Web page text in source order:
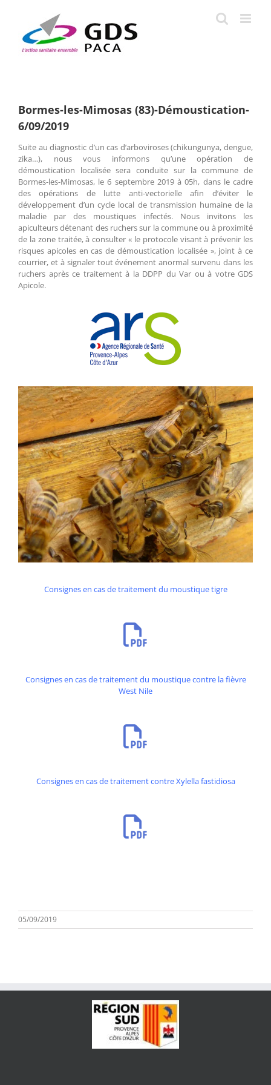
Bormes-les-Mimosas (83)-Démoustication-
6/09/2019
Suite au diagnostic d’un cas d’arboviroses (chikungunya, dengue,
zika…), nous vous informons qu’une opération de
démoustication localisée sera conduite sur la commune de
Bormes-les-Mimosas, le 6 septembre 2019 à 05h, dans le cadre
des opérations de lutte anti-vectorielle afin d’éviter le
développement d’un cycle local de transmission humaine de la
maladie par des moustiques infectés. Nous invitons les
apiculteurs détenant des ruchers sur la commune ou à proximité
de la zone traitée, à consulter « le protocole visant à prévenir les
risques apicoles en cas de démoustication localisée », joint à ce
courrier, et à signaler tout événement anormal survenu dans les
ruchers après ce traitement à la DDPP du Var ou à votre GDS
Apicole.
Consignes en cas de traitement du moustique tigre
Consignes en cas de traitement du moustique contre la fièvre
West Nile
Consignes en cas de traitement contre Xylella fastidiosa
05/09/2019